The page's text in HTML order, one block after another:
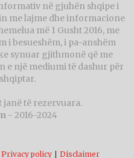
në gjuhën shqipe i
me lajme dhe informacione
më 1 Gusht 2016, me
i besueshëm, i pa-anshëm
synuar gjithmonë që me
e një mediumi të dashur për
të rezervuara.
- 2016-2024
Privacy policy | Disclaimer